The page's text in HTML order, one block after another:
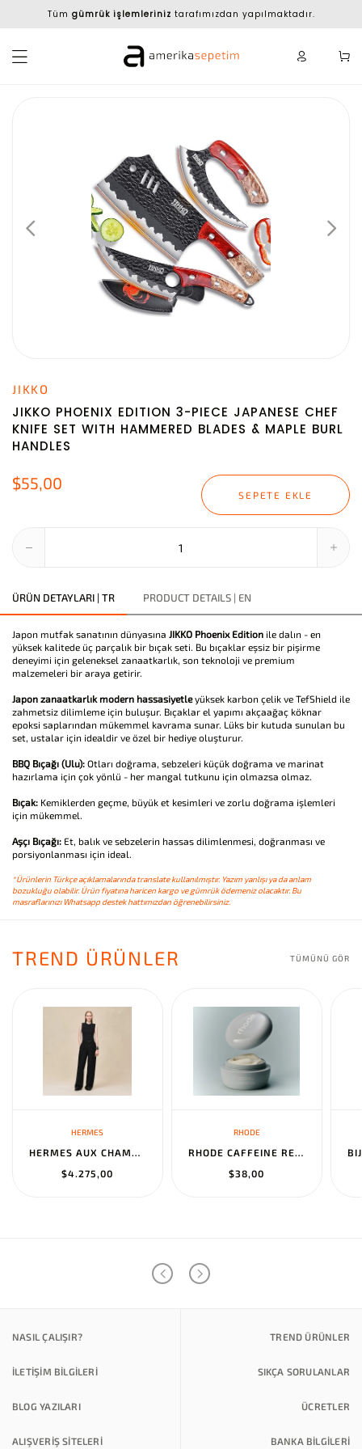
Tüm gümrük işlemleriniz tarafımızdan yapılmaktadır.
JIKKO
JIKKO PHOENIX EDITION 3-PIECE JAPANESE CHEF
KNIFE SET WITH HAMMERED BLADES & MAPLE BURL
HANDLES
$55,00
SEPETE EKLE
ÜRÜN DETAYLARI | TR PRODUCT DETAILS | EN
Japon mutfak sanatının dünyasına JIKKO Phoenix Edition ile dalın - en
yüksek kalitede üç parçalık bir bıçak seti. Bu bıçaklar eşsiz bir pişirme
deneyimi için geleneksel zanaatkarlık, son teknoloji ve premium
malzemeleri bir araya getirir.
Japon zanaatkarlık modern hassasiyetleyüksek karbon çelik ve TefShield ile
zahmetsiz dilimleme için buluşur. Bıçaklar el yapımı akçaağaç köknar
epoksi saplarından mükemmel kavrama sunar. Lüks bir kutuda sunulan bu
set, ustalar için idealdir ve özel bir hediye oluşturur.
BBQ Bıçağı (Ulu): Otları doğrama, sebzeleri küçük doğrama ve marinat
hazırlama için çok yönlü - her mangal tutkunu için olmazsa olmaz.
Bıçak: Kemiklerden geçme, büyük et kesimleri ve zorlu doğrama işlemleri
için mükemmel.
Aşçı Bıçağı: Et, balık ve sebzelerin hassas dilimlenmesi, doğranması ve
porsiyonlanması için ideal.
*Ürünlerin Türkçe açıklamalarında translate kullanılmıştır. Yazım yanlışı ya da anlam
bozukluğu olabilir. Ürün fiyatına haricen kargo ve gümrük ödemeniz olacaktır. Bu
masraflarınızı Whatsapp destek hattımızdan öğrenebilirsiniz.
TREND ÜRÜNLER TÜMÜNÜ GÖR
HERMES
HERMES AUX CHAMPS EN FLEURS" PANTS NOIR
$4.275,00
RHODE
RHODE CAFFEINE RESET SCULPTING CREAM MASK
$38,00
NASIL ÇALIŞIR? TREND ÜRÜNLER
İLETİŞİM BİLGİLERİ SIKÇA SORULANLAR
BLOG YAZILARI ÜCRETLER
ALIŞVERİŞ SİTELERİ BANKA BILGILERI